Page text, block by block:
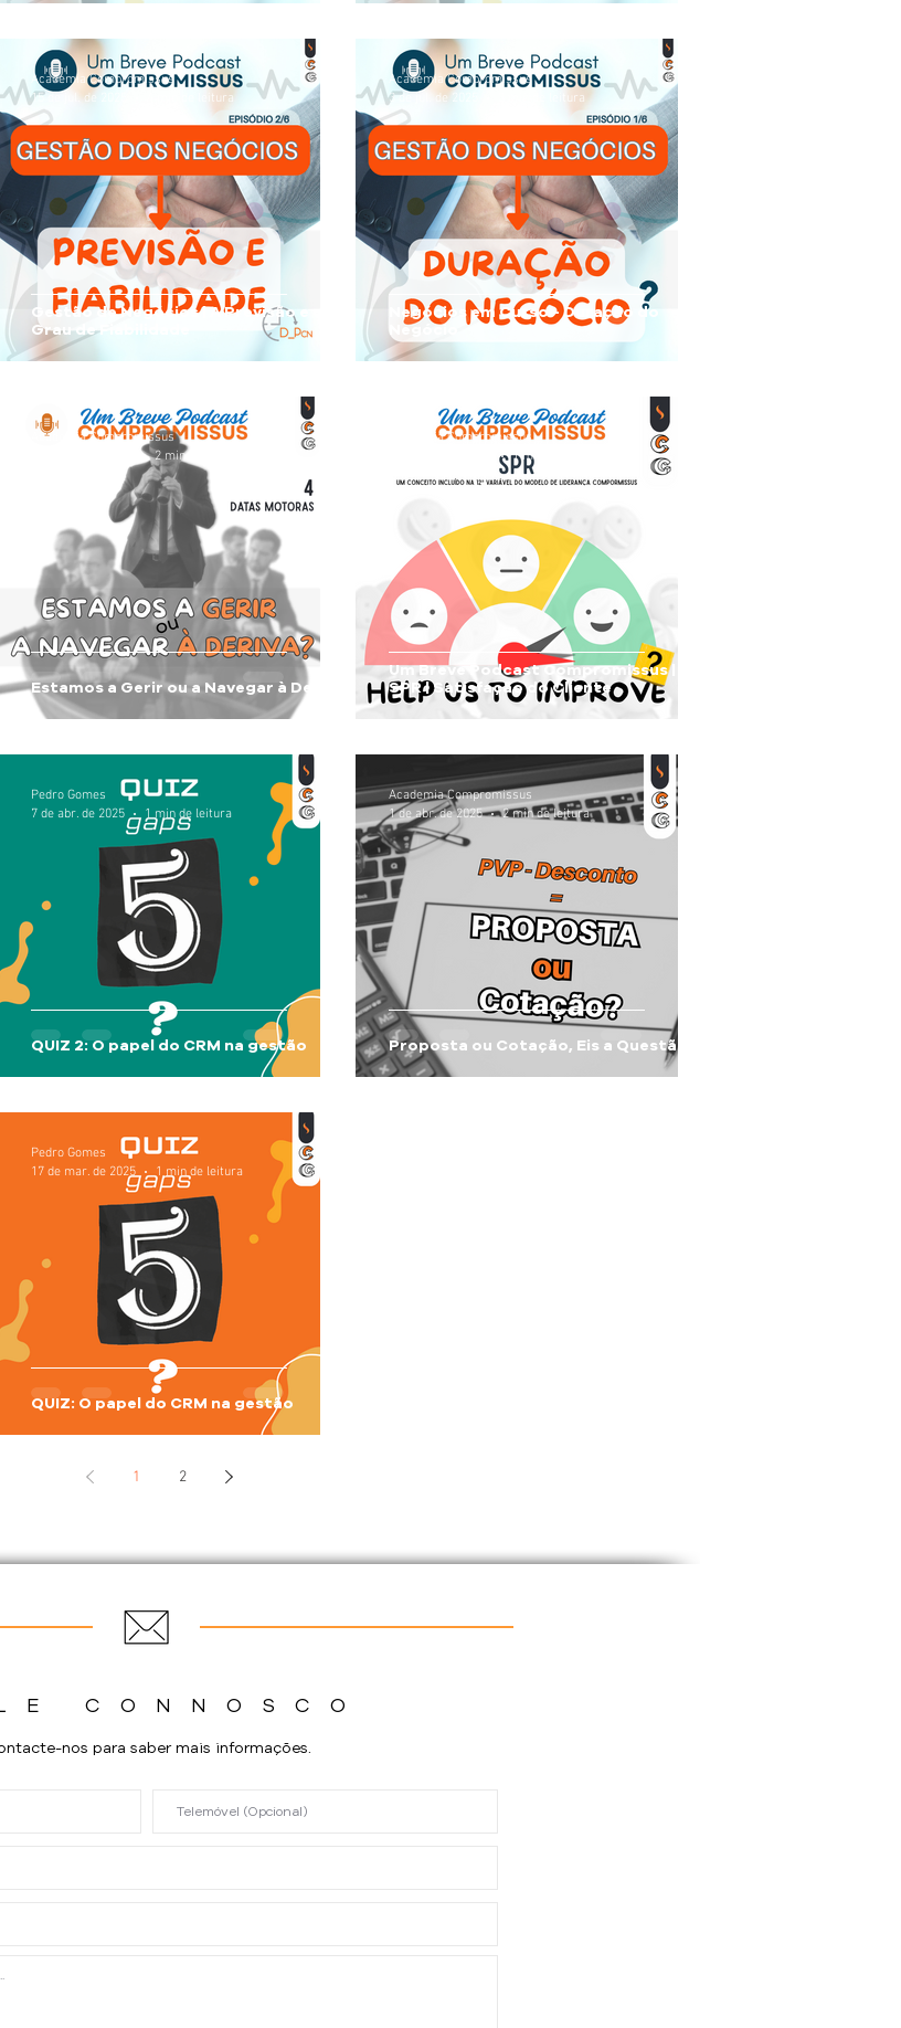
Gestão de Negócios | A Previsão e o
Grau de Fiabilidade
Academia Compromissus
15 de jul. de 2025
4 min de leitura
Negócios em Curso - Duração do
Negócio
Academia Compromissus
3 de jul. de 2025
3 min de leitura
Estamos a Gerir ou a Navegar à Deriva?
Academia Compromissus
2 min de leitura
Um Breve Podcast Compromissus |
SPR | Satisfação do Cliente
Academia Compromissus
1 min de leitura
QUIZ 2: O papel do CRM na gestão
Pedro Gomes
7 de abr. de 2025
1 min de leitura
Proposta ou Cotação, Eis a Questão
Academia Compromissus
1 de abr. de 2025
2 min de leitura
QUIZ: O papel do CRM na gestão
Pedro Gomes
17 de mar. de 2025
1 min de leitura
1 2
CONNOSCO
nos para saber mais informações.